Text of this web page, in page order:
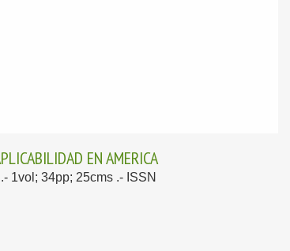
EN AMERICA
.- 1vol; 34pp; 25cms .- ISSN